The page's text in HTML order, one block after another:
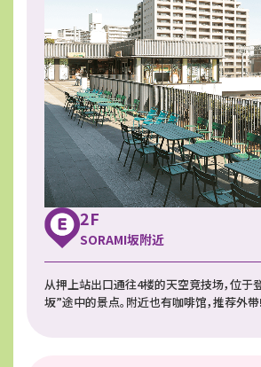
2F
SORAMI坂附近
从押上站出口通往4楼的天空竞技场，位于
坂”途中的景点。附近也有咖啡馆，推荐外带!